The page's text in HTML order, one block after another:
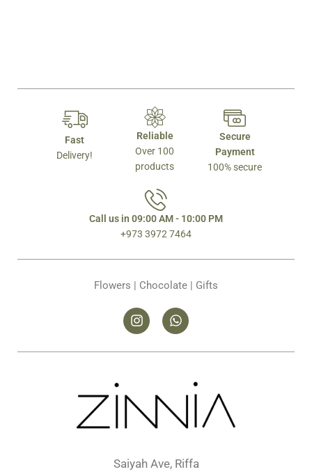
Fast
Delivery!
Reliable
Over 100
products
Secure
Payment
100% secure
Call us in 09:00 AM - 10:00 PM
+973 3972 7464
Flowers | Chocolate | Gifts
Saiyah Ave, Riffa